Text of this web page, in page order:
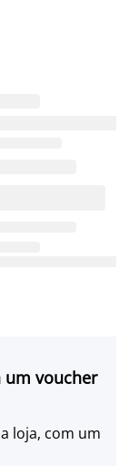
um voucher
loja, com um